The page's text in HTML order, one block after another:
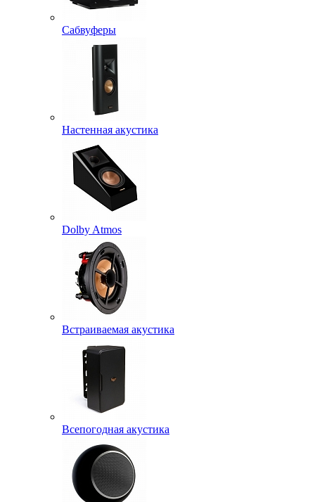
Сабвуферы
Настенная акустика
Dolby Atmos
Встраиваемая акустика
Всепогодная акустика